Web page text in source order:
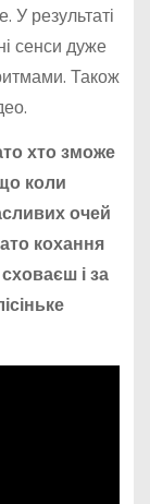
У результаті
сенси дуже
Також
хто зможе
коли
очей
кохання
і за